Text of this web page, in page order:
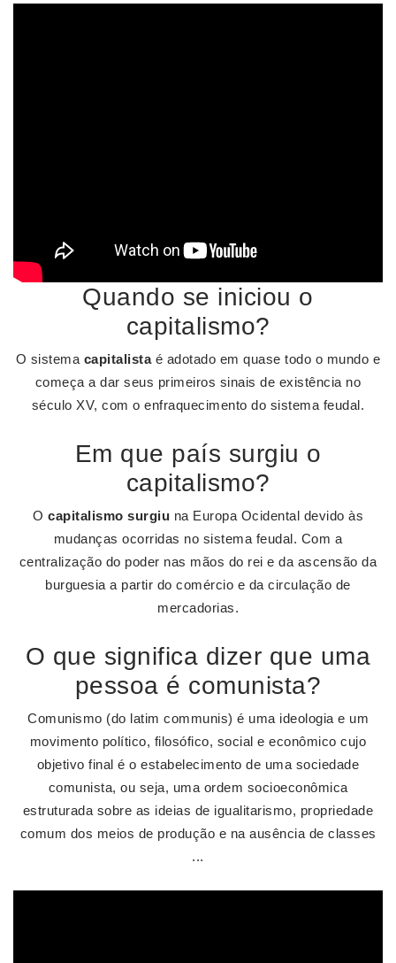
Quando se iniciou o
capitalismo?
O sistema capitalistaé adotado em quase todo o mundo e
começa a dar seus primeiros sinais de existência no
século XV, com o enfraquecimento do sistema feudal.
Em que país surgiu o
capitalismo?
O capitalismo surgiu na Europa Ocidental devido às
mudanças ocorridas no sistema feudal. Com a
centralização do poder nas mãos do rei e da ascensão da
burguesia a partir do comércio e da circulação de
mercadorias.
O que significa dizer que uma
pessoa é comunista?
Comunismo (do latim communis) é uma ideologia e um
movimento político, filosófico, social e econômico cujo
objetivo final é o estabelecimento de uma sociedade
comunista, ou seja, uma ordem socioeconômica
estruturada sobre as ideias de igualitarismo, propriedade
comum dos meios de produção e na ausência de classes
...